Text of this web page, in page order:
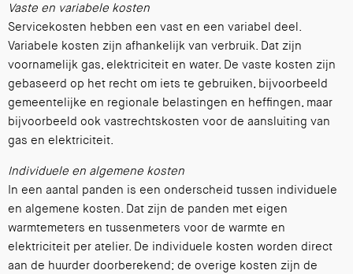
Vaste en variabele kosten
Servicekosten hebben een vast en een variabel deel.
Variabele kosten zijn afhankelijk van verbruik. Dat zijn
voornamelijk gas, elektriciteit en water. De vaste kosten zijn
gebaseerd op het recht om iets te gebruiken, bijvoorbeeld
gemeentelijke en regionale belastingen en heffingen, maar
bijvoorbeeld ook vastrechtskosten voor de aansluiting van
gas en elektriciteit.
Individuele en algemene kosten
In een aantal panden is een onderscheid tussen individuele
en algemene kosten. Dat zijn de panden met eigen
warmtemeters en tussenmeters voor de warmte en
elektriciteit per atelier. De individuele kosten worden direct
aan de huurder doorberekend; de overige kosten zijn de